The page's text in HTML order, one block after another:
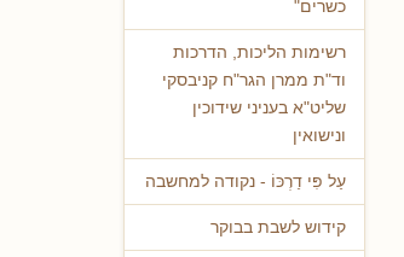
כשרים"
רשימות הליכות, הדרכות
וד"ת ממרן הגר"ח קניבסקי
שליט"א בעניני שידוכין
ונישואין
עַל פִּי דַרְכּוֹ - נקודה למחשבה
קידוש לשבת בבוקר